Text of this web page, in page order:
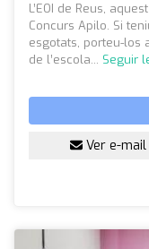
L’EOI de Reus,
Concurs Apilo. Si
esgotats, porteu-los
de l’escola... Seguir
Ver e-mail